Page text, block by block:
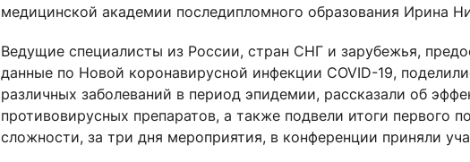
медицинской академии последипломного образования Ирина
Ведущие специалисты из России, стран СНГ и зарубежья,
данные по Новой коронавирусной инфекции COVID-19,
различных заболеваний в период эпидемии, рассказали об
противовирусных препаратов, а также подвели итоги первого
сложности, за три дня мероприятия, в конференции приняли